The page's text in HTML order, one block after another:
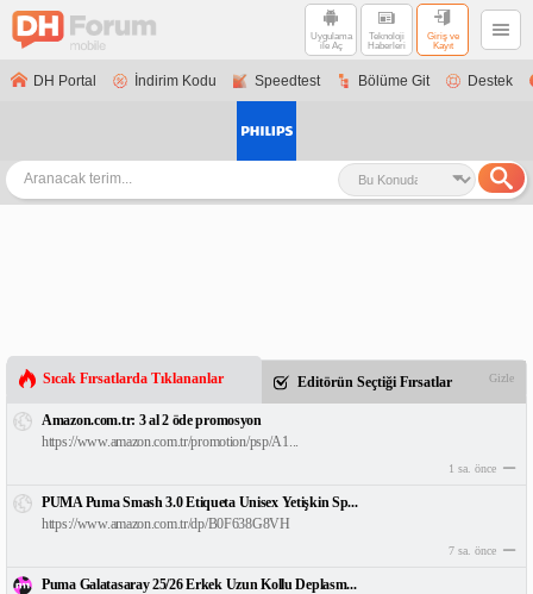
Uygulama
ile Aç
Teknoloji
Haberleri
Giriş ve
Kayıt
DH Portal İndirim Kodu Speedtest Bölüme Git Destek
Sıcak Fırsatlarda Tıklananlar Editörün Seçtiği Fırsatlar Gizle
Amazon.com.tr: 3 al 2 öde promosyon
https://www.amazon.com.tr/promotion/psp/A1...
1 sa. önce
PUMA Puma Smash 3.0 Etiqueta Unisex Yetişkin Sp...
https://www.amazon.com.tr/dp/B0F638G8VH
7 sa. önce
Puma Galatasaray 25/26 Erkek Uzun Kollu Deplasm...